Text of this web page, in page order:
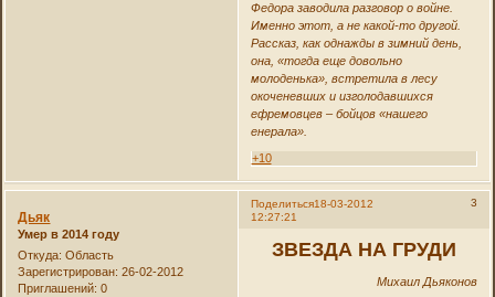
Федора заводила разговор о войне.
Именно этот, а не какой-то другой.
Рассказ, как однажды в зимний день,
она, «тогда еще довольно
молоденька», встретила в лесу
окоченевших и изголодавшихся
ефремовцев – бойцов «нашего
енерала».
+10
Поделиться 3
18-03-2012
12:27:21
Дьяк
Умер в 2014 году
Откуда: Область
Зарегистрирован: 26-02-2012
Приглашений: 0
ЗВЕЗДА НА ГРУДИ
Михаил Дьяконов